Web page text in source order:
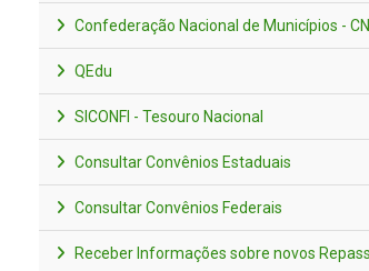
Confederação Nacional de Municípios -
QEdu
SICONFI - Tesouro Nacional
Consultar Convênios Estaduais
Consultar Convênios Federais
Receber Informações sobre novos